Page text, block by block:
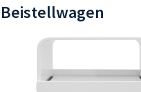
Beistellwagen